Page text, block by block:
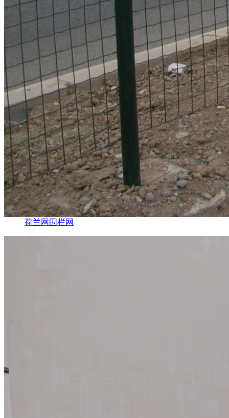
荷兰网围栏网